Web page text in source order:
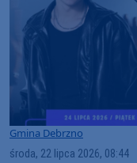
Gmina Debrzno
środa, 22 lipca 2026, 08:44